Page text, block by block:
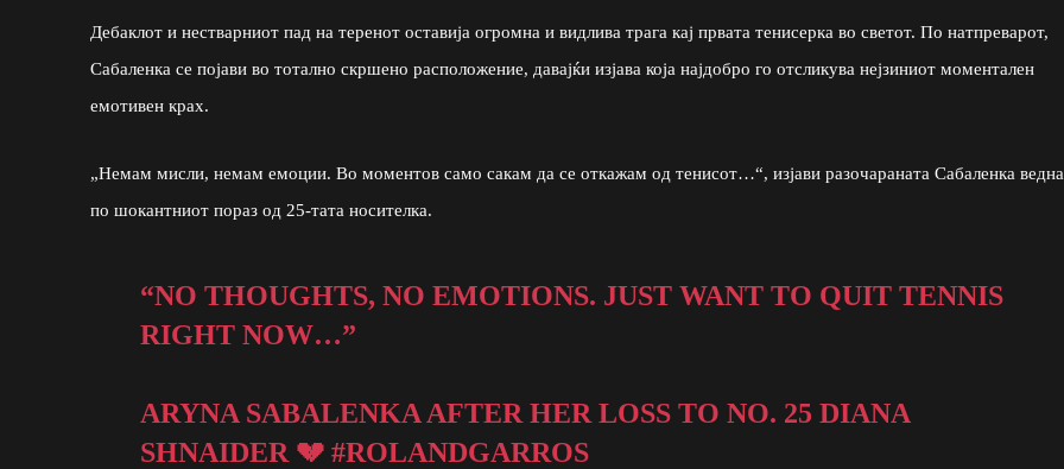
Дебаклот и нестварниот пад на теренот оставија огромна и видлива трага кај првата тенисерка во светот. По натпреварот,
Сабаленка се појави во тотално скршено расположение, давајќи изјава која најдобро го отсликува нејзиниот моментален
емотивен крах.
„Немам мисли, немам емоции. Во моментов само сакам да се откажам од тенисот…“, изјави разочараната Сабаленка
по шокантниот пораз од 25-тата носителка.
“NO THOUGHTS, NO EMOTIONS. JUST WANT TO QUIT TENNIS
RIGHT NOW…”
ARYNA SABALENKA AFTER HER LOSS TO NO. 25 DIANA
SHNAIDER 💔#ROLANDGARROS